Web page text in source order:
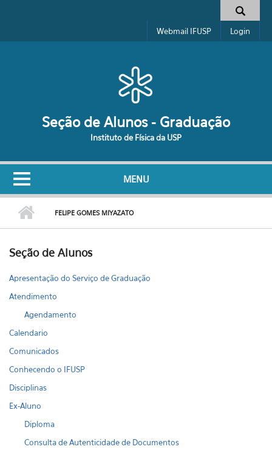
Formulário de busca
Webmail IFUSP Login
Seção de Alunos - Graduação
Instituto de Física da USP
MENU
FELIPE GOMES MIYAZATO
Seção de Alunos
Apresentação do Serviço de Graduação
Atendimento
Agendamento
Calendario
Comunicados
Conhecendo o IFUSP
Disciplinas
Ex-Aluno
Diploma
Consulta de Autenticidade de Documentos